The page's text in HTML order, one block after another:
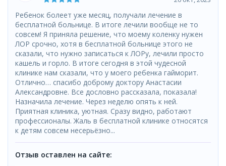
Ребенок болеет уже месяц, получали лечение в
бесплатной больнице. В итоге лечили вообще не то
совсем! Я приняла решение, что моему коленку нужен
ЛОР срочно, хотя в бесплатной больнице этого не
сказали, что нужно записаться к ЛОРу, лечили просто
кашель и горло. В итоге сегодня в этой чудесной
клинике нам сказали, что у моего ребенка гайморит.
Отлично… спасибо доброму доктору Анастасии
Александровне. Все дословно рассказала, показала!
Назначила лечение. Через неделю опять к ней.
Приятная клиника, уютная. Сразу видно, работают
профессионалы. Жаль в бесплатной клинике относятся
к детям совсем несерьёзно...
Отзыв оставлен на сайте: